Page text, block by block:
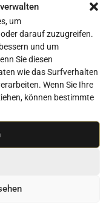
um
darauf zuzugreifen.
und um
Sie diesen
wie das Surfverhalten
Wenn Sie Ihre
können bestimmte
Add to cart
24 core